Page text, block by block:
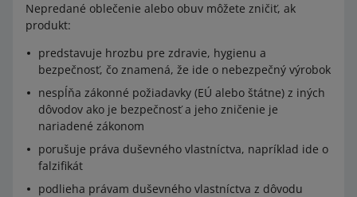
Obuv
6401
O
Nepremokavá obuv s vonkajšou podrážkou a
zvrškom z gumy alebo plastu, ktorej zvršok nie je k
podrážke pripevnený ani zošitý šitím, nitovaním,
podobným spôsobom
6402
Nepredané oblečenie alebo obuv môžete zničiť, ak
produkt:
predstavuje hrozbu pre zdravie, hygienu a
bezpečnosť, čo znamená, že ide o nebezpečný výrobok
nespĺňa zákonné požiadavky (EÚ alebo štátne) z iných
dôvodov ako je bezpečnosť a jeho zničenie je
nariadené zákonom
porušuje práva duševného vlastníctva, napríklad ide o
falzifikát
podlieha právam duševného vlastníctva z dôvodu